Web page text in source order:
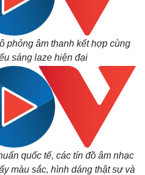
phỏng âm thanh kết hợp cùng
sáng laze hiện đại
quốc tế, các tín đồ âm nhạc
màu sắc, hình dáng thật sự và